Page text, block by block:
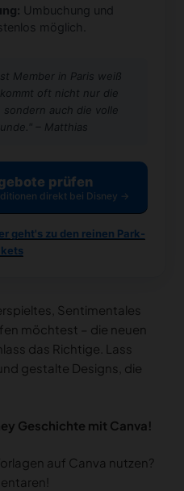
Umbuchung und
möglich.
Member in Paris weiß
oft nicht nur die
auch die volle
– Matthias
prüfen
direkt bei Disney →
geht's zu den reinen Park-
Sentimentales
möchtest – die neuen
das Richtige. Lass
gestalte Designs, die
Geschichte mit Canva!
auf Canva nutzen?